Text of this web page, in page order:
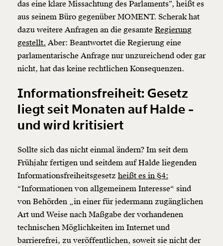
das eine klare Missachtung des Parlaments”, heißt es
aus seinem Büro gegenüber MOMENT. Scherak hat
dazu weitere Anfragen an die gesamte Regierung
gestellt. Aber: Beantwortet die Regierung eine
parlamentarische Anfrage nur unzureichend oder gar
nicht, hat das keine rechtlichen Konsequenzen.
Informationsfreiheit: Gesetz
liegt seit Monaten auf Halde -
und wird kritisiert
Sollte sich das nicht einmal ändern? Im seit dem
Frühjahr fertigen und seitdem auf Halde liegenden
Informationsfreiheitsgesetz heißt es in §4:
“Informationen von allgemeinem Interesse“ sind
von Behörden „in einer für jedermann zugänglichen
Art und Weise nach Maßgabe der vorhandenen
technischen Möglichkeiten im Internet und
barrierefrei, zu veröffentlichen, soweit sie nicht der